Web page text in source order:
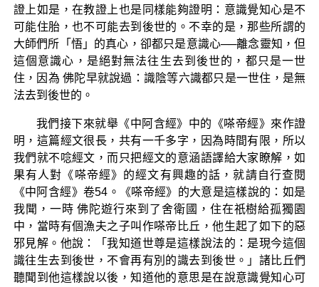
證上如是，在教證上也是同樣能夠證明：意識覺知心是不
可能住胎，也不可能去到後世的。不幸的是，那些所謂的
大師們所「悟」的真心，卻都只是意識心──離念靈知，但
這個意識心，是絕對無法往生去到後世的，都只是一世
住，因為 佛陀早就說過：識陰等六識都只是一世住，是無
法去到後世的。
我們接下來就舉《中阿含經》中的《嗏帝經》來作證
明，這篇經文很長，共有一千多字，因為時間有限，所以
我們就不唸經文，而只把經文的意涵語譯給大家瞭解，如
果有人對《嗏帝經》的經文有興趣的話，就請自行查閱
《中阿含經》卷54。《嗏帝經》的大意是這樣說的：如是
我聞，一時 佛陀遊行來到了舍衛國，住在祇樹給孤獨園
中，當時有個漁夫之子叫作嗏帝比丘，他生起了如下的惡
邪見解。他說：「我知道世尊是這樣說法的：是現今這個
識往生去到後世，不會再有別的識去到後世。」諸比丘們
聽聞到他這樣說以後，知道他的意思是在說意識覺知心可